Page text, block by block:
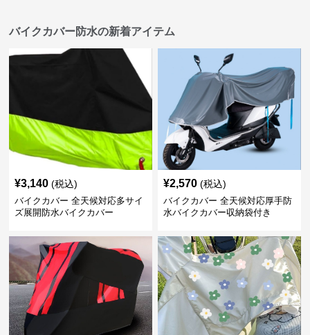
バイクカバー防水の新着アイテム
¥3,140 (税込)
バイクカバー 全天候対応多サイ
ズ展開防水バイクカバー
¥2,570 (税込)
バイクカバー 全天候対応厚手防
水バイクカバー収納袋付き